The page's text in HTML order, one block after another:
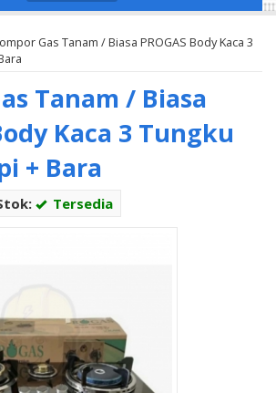
Gas Tanam / Biasa PROGAS Body Kaca 3
Tanam / Biasa
Kaca 3 Tungku
+ Bara
Tersedia